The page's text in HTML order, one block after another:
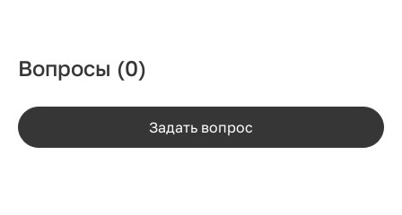
Вопросы (0)
Задать вопрос